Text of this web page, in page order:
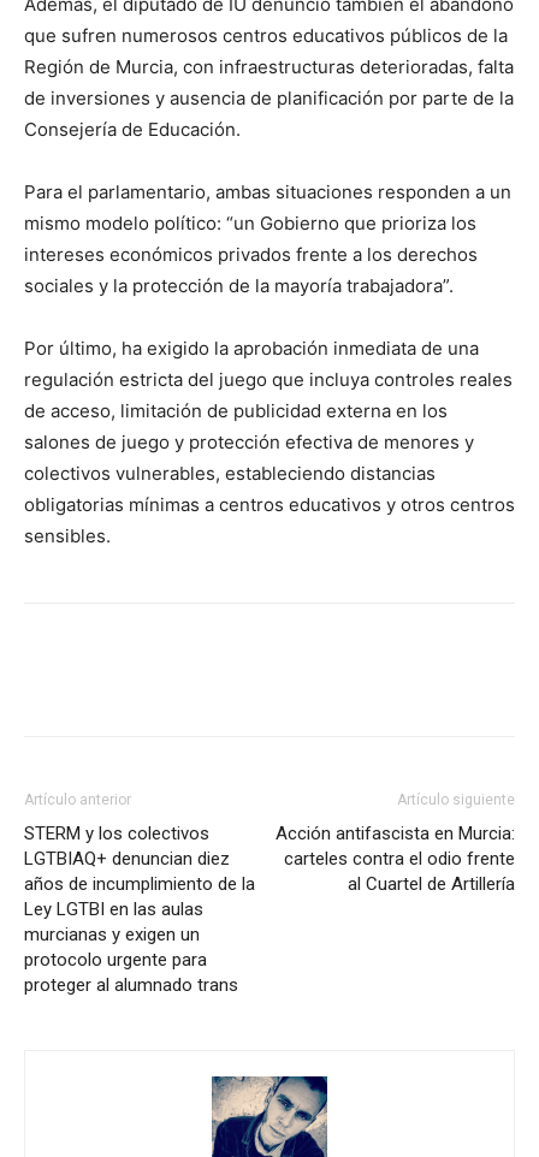
Además, el diputado de IU denunció también el abandono
que sufren numerosos centros educativos públicos de la
Región de Murcia, con infraestructuras deterioradas, falta
de inversiones y ausencia de planificación por parte de la
Consejería de Educación.
Para el parlamentario, ambas situaciones responden a un
mismo modelo político: “un Gobierno que prioriza los
intereses económicos privados frente a los derechos
sociales y la protección de la mayoría trabajadora”.
Por último, ha exigido la aprobación inmediata de una
regulación estricta del juego que incluya controles reales
de acceso, limitación de publicidad externa en los
salones de juego y protección efectiva de menores y
colectivos vulnerables, estableciendo distancias
obligatorias mínimas a centros educativos y otros centros
sensibles.
Artículo anterior
STERM y los colectivos
LGTBIAQ+ denuncian diez
años de incumplimiento de la
Ley LGTBI en las aulas
murcianas y exigen un
protocolo urgente para
proteger al alumnado trans
Artículo siguiente
Acción antifascista en Murcia:
carteles contra el odio frente
al Cuartel de Artillería